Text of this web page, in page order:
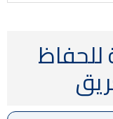
للحفاظ